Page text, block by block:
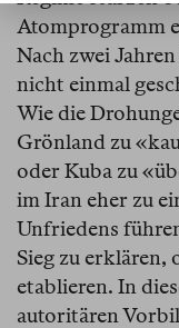
Atomprogramm
Nach zwei
nicht einmal
Wie die
Grönland zu
oder Kuba zu
im Iran eher zu
Unfriedens
Sieg zu erklären,
etablieren. In
autoritären